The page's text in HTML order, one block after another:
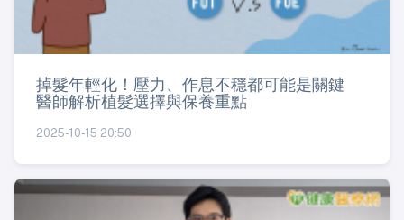
掉髮年輕化！壓力、作息不穩都可能是關鍵
醫師解析植髮選擇與保養重點
2025-10-15 20:50